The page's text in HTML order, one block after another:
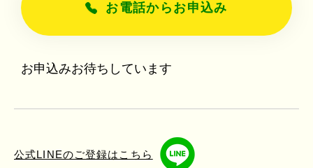
お電話からお申込み
お申込みお待ちしています
公式LINEのご登録はこちら